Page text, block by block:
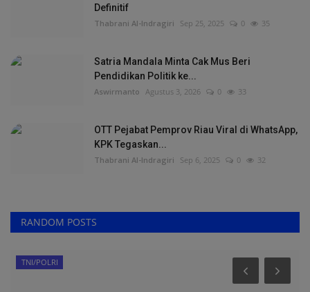
Definitif
Thabrani Al-Indragiri Sep 25, 2025 0 35
Satria Mandala Minta Cak Mus Beri
Pendidikan Politik ke...
Aswirmanto Agustus 3, 2026 0 33
OTT Pejabat Pemprov Riau Viral di WhatsApp,
KPK Tegaskan...
Thabrani Al-Indragiri Sep 6, 2025 0 32
RANDOM POSTS
TNI/POLRI